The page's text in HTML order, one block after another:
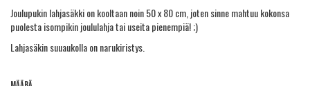
Joulupukin lahjasäkki on kooltaan noin 50 x 80 cm, joten sinne mahtuu kokonsa
puolesta isompikin joululahja tai useita pienempiä! ;)
Lahjasäkin suuaukolla on narukiristys.